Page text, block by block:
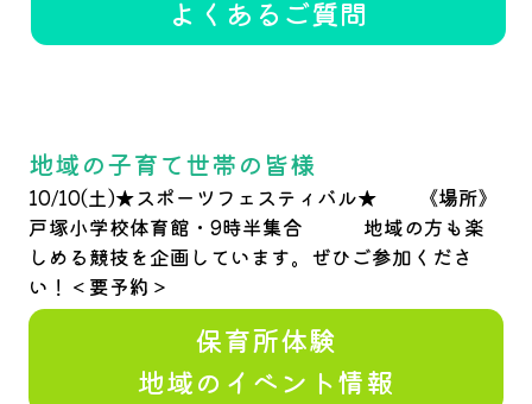
よくあるご質問
地域の子育て世帯の皆様
10/10(土)★スポーツフェスティバル★ 《場所》
戸塚小学校体育館・9時半集合 地域の方も楽
しめる競技を企画しています。ぜひご参加くださ
い！＜要予約＞
保育所体験
地域のイベント情報